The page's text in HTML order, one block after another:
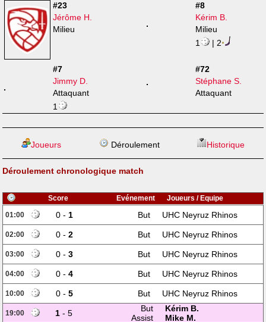
#23
Jérôme H.
Milieu
#8
Kérim B.
Milieu
1
| 2
#7
Jimmy D.
Attaquant
1
#72
Stéphane S.
Attaquant
Joueurs Déroulement Historique
Déroulement chronologique match
Score Evénement
Joueurs / Equipe
01:00
0 - 1 But UHC Neyruz Rhinos
02:00 0 - 2 But UHC Neyruz Rhinos
03:00 0 - 3 But UHC Neyruz Rhinos
04:00 0 - 4 But UHC Neyruz Rhinos
10:00 0 - 5 But UHC Neyruz Rhinos
19:00 1 - 5 But
Kérim B.
Assist
Mike M.